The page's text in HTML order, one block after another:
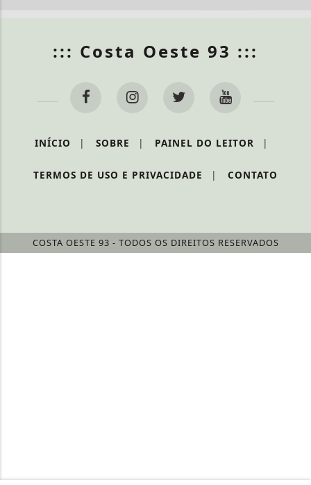
::: Costa Oeste 93 :::
INÍCIO | SOBRE | PAINEL DO LEITOR |
TERMOS DE USO E PRIVACIDADE | CONTATO
COSTA OESTE 93 - TODOS OS DIREITOS RESERVADOS